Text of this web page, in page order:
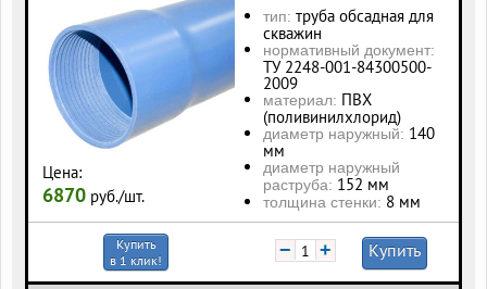
Цена:
6870 руб./шт.
тип: труба обсадная для
скважин
нормативный документ:
ТУ 2248-001-84300500-
2009
материал: ПВХ
(поливинилхлорид)
диаметр наружный: 140
мм
диаметр наружный
раструба: 152 мм
толщина стенки: 8 мм
Купить
в 1 клик!
− + Купить